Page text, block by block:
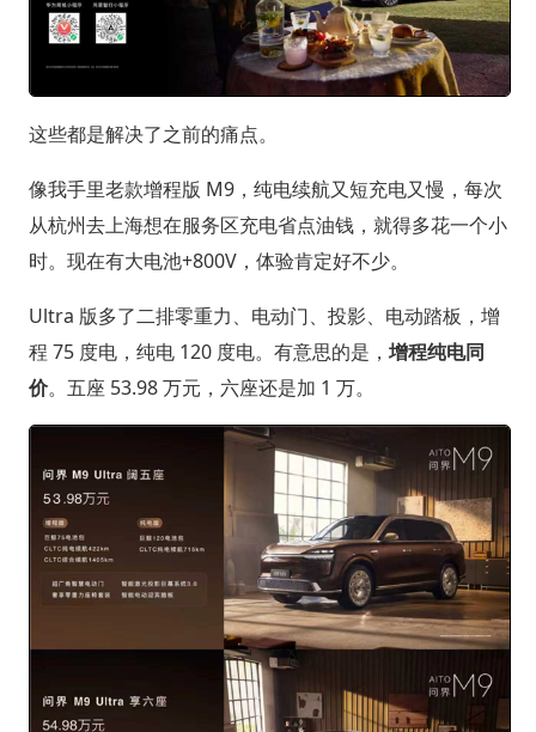
这些都是解决了之前的痛点。
像我手里老款增程版 M9，纯电续航又短充电又慢，每次
从杭州去上海想在服务区充电省点油钱，就得多花一个小
时。现在有大电池+800V，体验肯定好不少。
Ultra 版多了二排零重力、电动门、投影、电动踏板，增
程 75 度电，纯电 120 度电。有意思的是， 增程纯电同
价。五座 53.98 万元，六座还是加 1 万。